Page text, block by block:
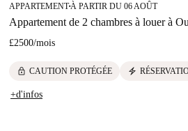
APPARTEMENT■À PARTIR DU 06 AOÛT
Appartement de 2 chambres à louer à
£2500/mois
lock CAUTION PROTÉGÉE electric_bolt
+d'infos